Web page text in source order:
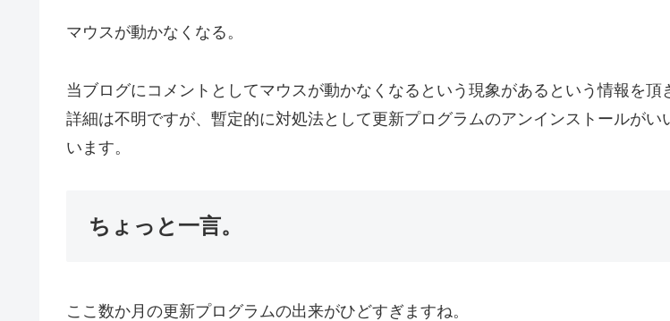
マウスが動かなくなる。
当ブログにコメントとしてマウスが動かなくなるという現象があるという情報を頂
詳細は不明ですが、暫定的に対処法として更新プログラムのアンインストールがい
います。
ちょっと一言。
ここ数か月の更新プログラムの出来がひどすぎますね。